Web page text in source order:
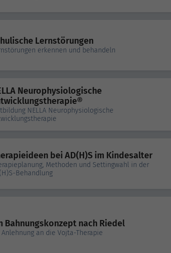
Lernstörungen
erkennen und behandeln
Neurophysiologische
NELLA Neurophysiologische
bei AD(H)S im Kindesalter
Methoden und Settingwahl in der
Behandlung
Bahnungskonzept nach Riedel
an die Vojta-Therapie